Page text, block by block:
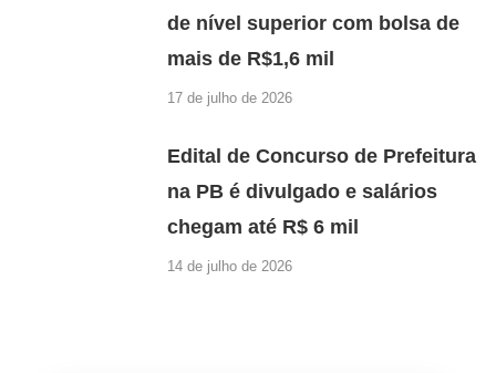
de nível superior com bolsa de
mais de R$1,6 mil
17 de julho de 2026
Edital de Concurso de Prefeitura
na PB é divulgado e salários
chegam até R$ 6 mil
14 de julho de 2026